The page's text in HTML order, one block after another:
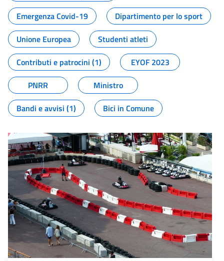
Emergenza Covid-19
Dipartimento per lo sport
Unione Europea
Studenti atleti
Contributi e patrocini (1)
EYOF 2023
PNRR
Ministro
Bandi e avvisi (1)
Bici in Comune